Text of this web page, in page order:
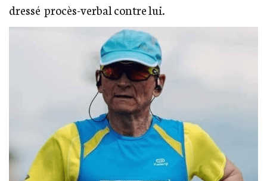
dressé procès-verbal contre lui.